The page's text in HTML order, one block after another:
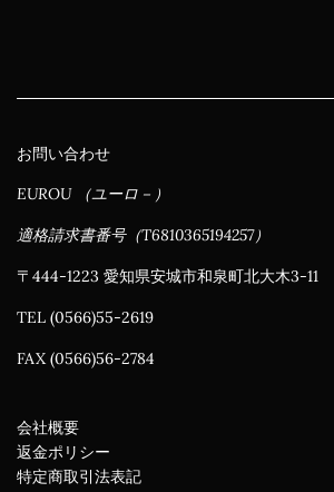
お問い合わせ
EUROU （ユーロ－）
適格請求書番号（T6810365194257）
〒444-1223 愛知県安城市和泉町北大木3-11
TEL (0566)55-2619
FAX (0566)56-2784
会社概要
返金ポリシー
特定商取引法表記